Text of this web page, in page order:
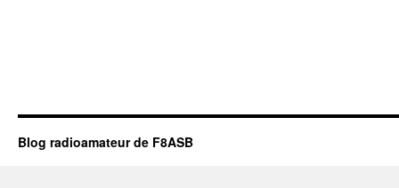
Blog radioamateur de F8ASB